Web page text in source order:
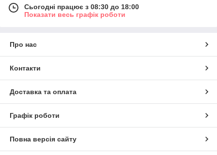
Сьогодні працює з 08:30 до 18:00
Показати весь графік роботи
Про нас
Контакти
Доставка та оплата
Графік роботи
Повна версія сайту